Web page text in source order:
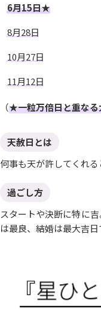
6月15日★
8月28日
10月27日
11月12日
（★一粒万倍日と重なる
天赦日とは
何事も天が許してくれ
過ごし方
スタートや決断に特に
は最良、結婚は最大吉日